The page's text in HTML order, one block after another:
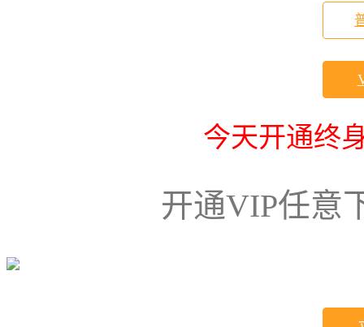
今天开通终
开通VIP任意